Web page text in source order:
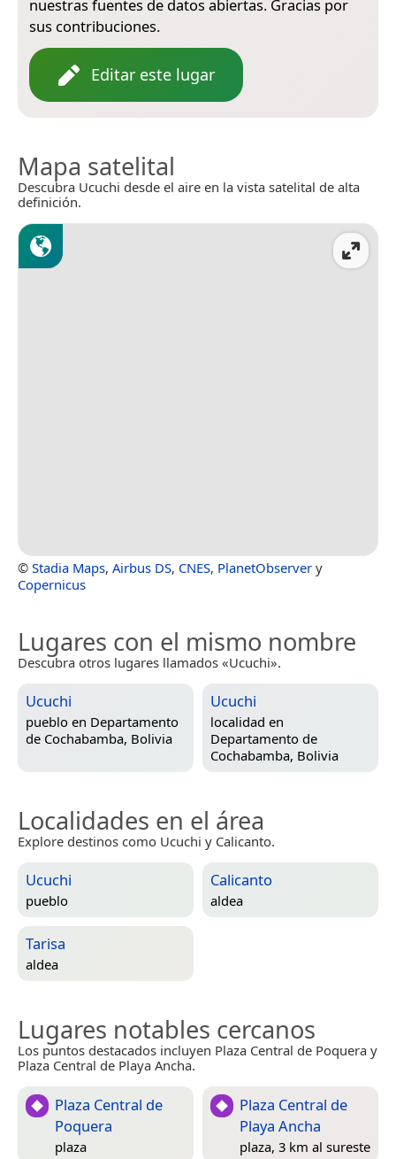
nuestras fuentes de datos abiertas. Gracias por
sus contribuciones.
Editar este lugar
Mapa satelital
Descubra Ucuchi desde el aire en la vista satelital de alta
definición.
© Stadia Maps, Airbus DS, CNES, PlanetObserver y
Copernicus
Lugares con el mismo nombre
Descubra otros lugares llamados «Ucuchi».
Ucuchi
pueblo en Departamento
de Cochabamba, Bolivia
Ucuchi
localidad en
Departamento de
Cochabamba, Bolivia
Localidades en el área
Explore destinos como Ucuchi y Calicanto.
Ucuchi
pueblo
Calicanto
aldea
Tarisa
aldea
Lugares notables cercanos
Los puntos destacados incluyen Plaza Central de Poquera y
Plaza Central de Playa Ancha.
Plaza Central de
Poquera
plaza
Plaza Central de
Playa Ancha
plaza, 3 km al sureste